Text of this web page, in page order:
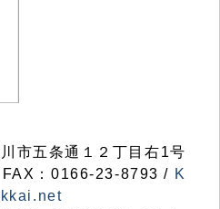
市五条通１２丁目右1号
：0166-23-8793 / K